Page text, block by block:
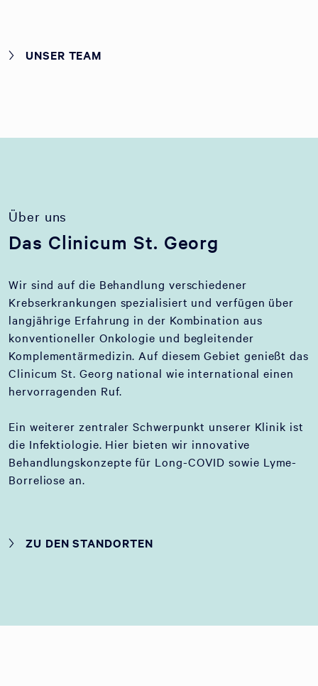
UNSER TEAM
Über uns
Das Clinicum St. Georg
Wir sind auf die Behandlung verschiedener
Krebserkrankungen spezialisiert und verfügen über
langjährige Erfahrung in der Kombination aus
konventioneller Onkologie und begleitender
Komplementärmedizin. Auf diesem Gebiet genießt das
Clinicum St. Georg national wie international einen
hervorragenden Ruf.
Ein weiterer zentraler Schwerpunkt unserer Klinik ist
die Infektiologie. Hier bieten wir innovative
Behandlungskonzepte für Long-COVID sowie Lyme-
Borreliose an.
ZU DEN STANDORTEN